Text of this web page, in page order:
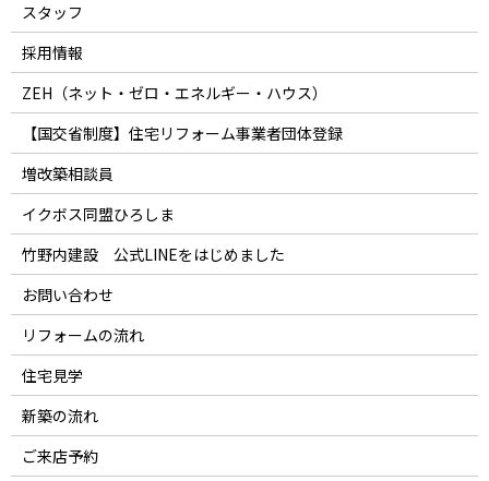
スタッフ
採用情報
ZEH（ネット・ゼロ・エネルギー・ハウス）
【国交省制度】住宅リフォーム事業者団体登録
増改築相談員
イクボス同盟ひろしま
竹野内建設 公式LINEをはじめました
お問い合わせ
リフォームの流れ
住宅見学
新築の流れ
ご来店予約